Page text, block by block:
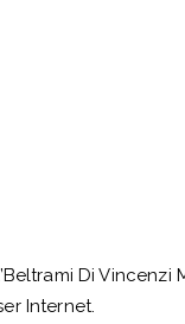
Di
Internet.